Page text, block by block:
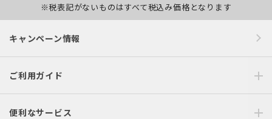
※税表記がないものはすべて税込み価格となります
キャンペーン情報
ご利用ガイド
便利なサービス